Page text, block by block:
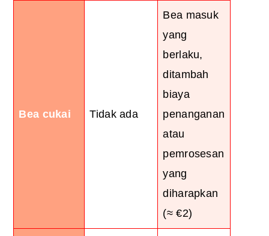
Bea cukai Tidak ada
Bea masuk
yang
berlaku,
ditambah
biaya
penanganan
atau
pemrosesan
yang
diharapkan
(≈ €2)